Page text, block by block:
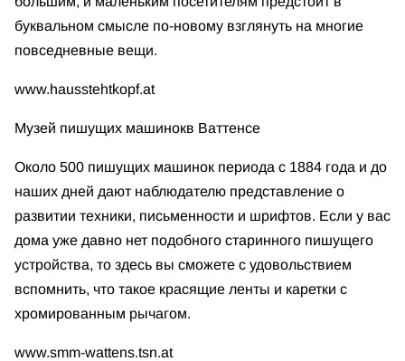
буквальном смысле по-новому взглянуть на многие
повседневные вещи.
www.hausstehtkopf.at
Музей пишущих машинокв Ваттенсе
Около 500 пишущих машинок периода с 1884 года и до
наших дней дают наблюдателю представление о
развитии техники, письменности и шрифтов. Если у вас
дома уже давно нет подобного старинного пишущего
устройства, то здесь вы сможете с удовольствием
вспомнить, что такое красящие ленты и каретки с
хромированным рычагом.
www.smm-wattens.tsn.at